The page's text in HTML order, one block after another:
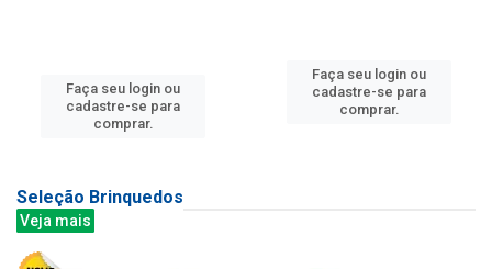
Faça seu login ou
cadastre-se para
comprar.
Faça seu login ou
cadastre-se para
comprar.
Seleção Brinquedos
Veja mais